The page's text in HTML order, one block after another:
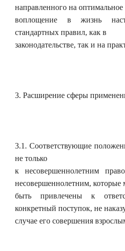
направленного на оптимальное
воплощение в жизнь
стандартных правил, как в
законодательстве, так и на
3. Расширение сферы
3.1. Соответствующие
не только
к несовершеннолетним
несовершеннолетним, которые
быть привлечены к
конкретный поступок, не
случае его совершения